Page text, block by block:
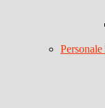
Personale